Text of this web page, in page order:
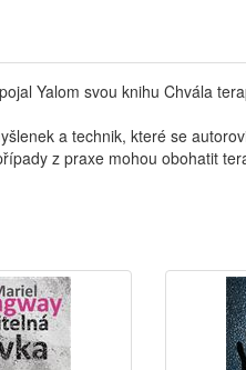
Yalom svou knihu Chvála
a technik, které se
z praxe mohou obohatit